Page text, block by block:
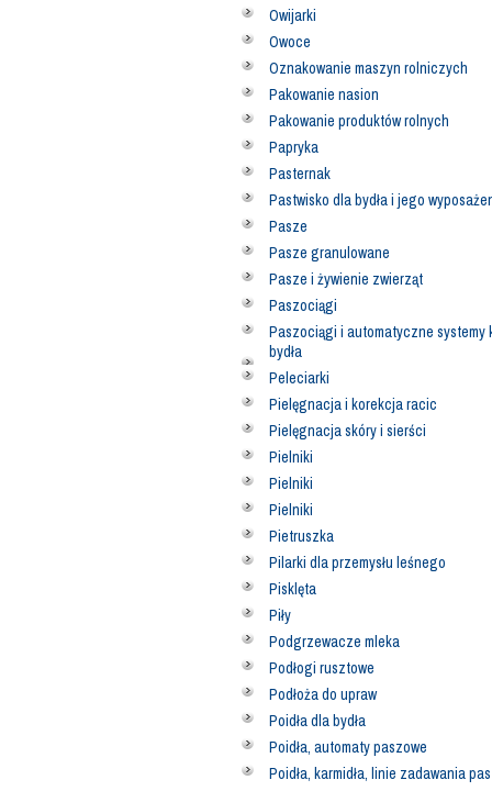
Owijarki
Owoce
Oznakowanie maszyn rolniczych
Pakowanie nasion
Pakowanie produktów rolnych
Papryka
Pasternak
Pastwisko dla bydła i jego
Pasze
Pasze granulowane
Pasze i żywienie zwierząt
Paszociągi
Paszociągi i automatyczne systemy
bydła
Peleciarki
Pielęgnacja i korekcja racic
Pielęgnacja skóry i sierści
Pielniki
Pielniki
Pielniki
Pietruszka
Pilarki dla przemysłu leśnego
Pisklęta
Piły
Podgrzewacze mleka
Podłogi rusztowe
Podłoża do upraw
Poidła dla bydła
Poidła, automaty paszowe
Poidła, karmidła, linie zadawania